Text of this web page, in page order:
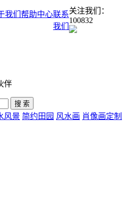
我们 帮助中心联系
我们
关注我们：
100832
伴
风景 简约田园 风水画 肖像画定制